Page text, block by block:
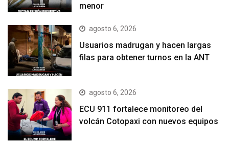
menor
agosto 6, 2026
Usuarios madrugan y hacen largas
filas para obtener turnos en la ANT
agosto 6, 2026
ECU 911 fortalece monitoreo del
volcán Cotopaxi con nuevos equipos